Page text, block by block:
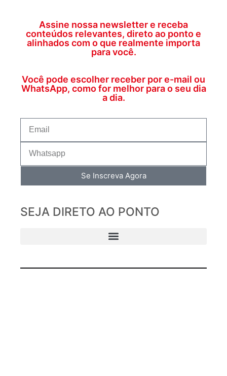
Assine nossa newsletter e receba
conteúdos relevantes, direto ao ponto e
alinhados com o que realmente importa
para você.
Você pode escolher receber por e-mail ou
WhatsApp, como for melhor para o seu dia
a dia.
Se Inscreva Agora
SEJA DIRETO AO PONTO